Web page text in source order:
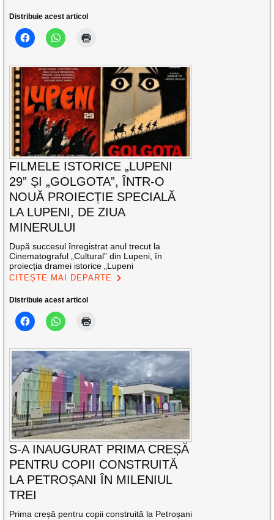
Distribuie acest articol
FILMELE ISTORICE „LUPENI
29” ȘI „GOLGOTA”, ÎNTR-O
NOUĂ PROIECȚIE SPECIALĂ
LA LUPENI, DE ZIUA
MINERULUI
După succesul înregistrat anul trecut la
Cinematograful „Cultural” din Lupeni, în
proiecția dramei istorice „Lupeni
CITEȘTE MAI DEPARTE
Distribuie acest articol
S-A INAUGURAT PRIMA CREȘĂ
PENTRU COPII CONSTRUITĂ
LA PETROȘANI ÎN MILENIUL
TREI
Prima creșă pentru copii construită la Petroșani